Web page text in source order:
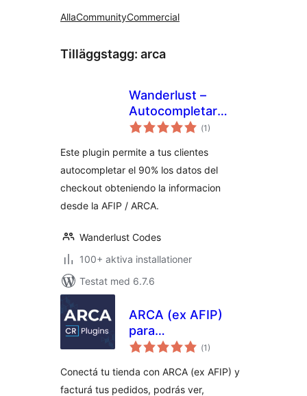
AllaCommunityCommercial
Tilläggstagg: arca
Wanderlust –
Autocompletar
dirección de
/ ARCA
(Totalt
antal
1)
Este plugin permite a tus clientes
autocompletar el 90% los datos del
checkout obteniendo la informacion
desde la AFIP / ARCA.
Wanderlust Codes
100+ aktiva installationer
Testat med 6.7.6
ARCA (ex AFIP)
para
WooCommerce
(Totalt
antal
1)
Conectá tu tienda con ARCA (ex AFIP) y
facturá tus pedidos, podrás ver,